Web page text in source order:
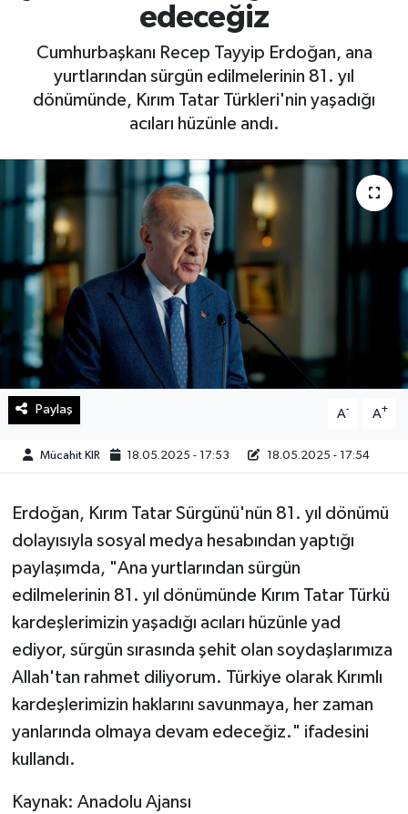
edeceğiz
Cumhurbaşkanı Recep Tayyip Erdoğan, ana
yurtlarından sürgün edilmelerinin 81. yıl
dönümünde, Kırım Tatar Türkleri'nin yaşadığı
acıları hüzünle andı.
Paylaş A- A+
Mücahit KIR 18.05.2025 - 17:53 18.05.2025 - 17:54
Erdoğan, Kırım Tatar Sürgünü'nün 81. yıl dönümü
dolayısıyla sosyal medya hesabından yaptığı
paylaşımda, "Ana yurtlarından sürgün
edilmelerinin 81. yıl dönümünde Kırım Tatar Türkü
kardeşlerimizin yaşadığı acıları hüzünle yad
ediyor, sürgün sırasında şehit olan soydaşlarımıza
Allah'tan rahmet diliyorum. Türkiye olarak Kırımlı
kardeşlerimizin haklarını savunmaya, her zaman
yanlarında olmaya devam edeceğiz." ifadesini
kullandı.
Kaynak: Anadolu Ajansı
Haberde İnsan
Kültür Sanat
Manşetler
Resmi İlan
Sağlık
Spor
SürManşet
Teknoloji
KAHRAMANMARAŞ